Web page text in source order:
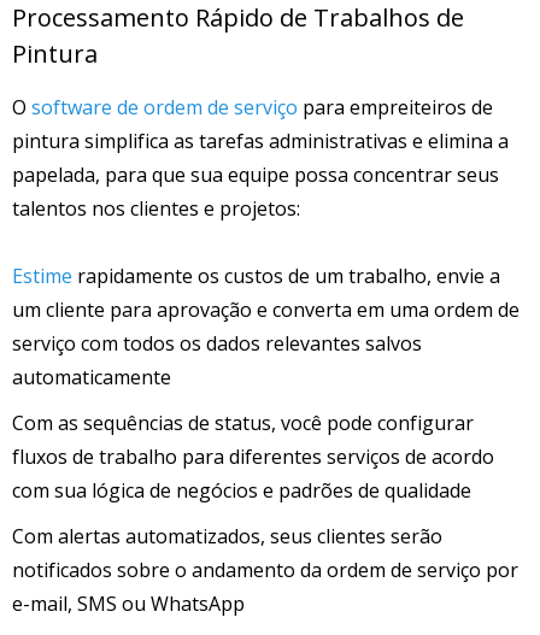
Processamento Rápido de Trabalhos de
Pintura
O software de ordem de serviço para empreiteiros de
pintura simplifica as tarefas administrativas e elimina a
papelada, para que sua equipe possa concentrar seus
talentos nos clientes e projetos:
Estime rapidamente os custos de um trabalho, envie a
um cliente para aprovação e converta em uma ordem de
serviço com todos os dados relevantes salvos
automaticamente
Com as sequências de status, você pode configurar
fluxos de trabalho para diferentes serviços de acordo
com sua lógica de negócios e padrões de qualidade
Com alertas automatizados, seus clientes serão
notificados sobre o andamento da ordem de serviço por
e-mail, SMS ou WhatsApp